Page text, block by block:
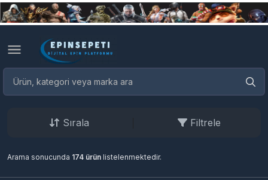
Sırala Filtrele
Arama sonucunda 174 ürün listelenmektedir.